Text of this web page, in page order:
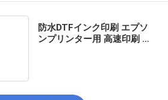
防水DTFインク印刷 エプソ
ンプリンター用 高速印刷 低